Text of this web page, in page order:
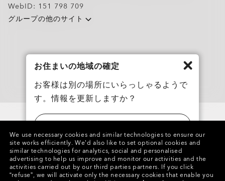
WebID: 151 798 709
グループの他のサイト
お住まいの地域の確定
お客様は別の場所にいらっしゃるようで
す。情報を更新しますか？
日本
We use necessary cookies and similar technologies to ensure our
site works efficiently. We’d also like to set optional cookies and
similar technologies for analytics, social and personalised
advertising to help us improve and monitor our activities and the
activities carried out by our third parties partners. If you click
“refuse”, we will activate only the necessary cookies that enable you